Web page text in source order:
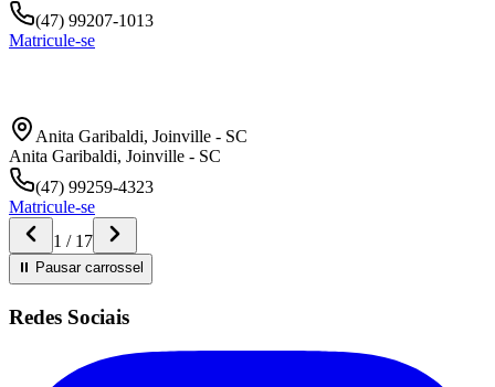
(47) 99207-1013
Matricule-se
Anita Garibaldi, Joinville - SC
Anita Garibaldi, Joinville - SC
(47) 99259-4323
Matricule-se
1 / 17
⏸ Pausarcarrossel
Redes Sociais